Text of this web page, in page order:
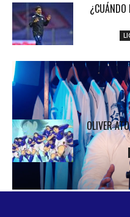
¿CUÁNDO
BRUNO
OLIVER